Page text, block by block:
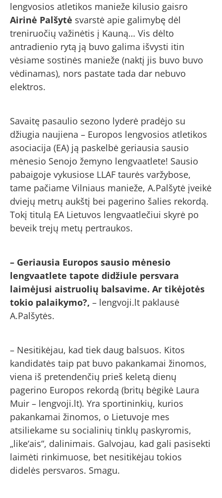
lengvosios atletikos manieže kilusio gaisro
Airinė Palšytė svarstė apie galimybę dėl
treniruočių važinėtis į Kauną… Vis dėlto
antradienio rytą ją buvo galima išvysti itin
vėsiame sostinės manieže (naktį jis buvo buvo
vėdinamas), nors pastate tada dar nebuvo
elektros.
Savaitę pasaulio sezono lyderė pradėjo su
džiugia naujiena – Europos lengvosios atletikos
asociacija (EA) ją paskelbė geriausia sausio
mėnesio Senojo žemyno lengvaatlete! Sausio
pabaigoje vykusiose LLAF taurės varžybose,
tame pačiame Vilniaus manieže, A.Palšytė įveikė
dviejų metrų aukštį bei pagerino šalies rekordą.
Tokį titulą EA Lietuvos lengvaatlečiui skyrė po
beveik trejų metų pertraukos.
– Geriausia Europos sausio mėnesio
lengvaatlete tapote didžiule persvara
laimėjusi aistruolių balsavime. Ar tikėjotės
tokio palaikymo?, – lengvoji.lt paklausė
A.Palšytės.
– Nesitikėjau, kad tiek daug balsuos. Kitos
kandidatės taip pat buvo pakankamai žinomos,
viena iš pretendenčių prieš keletą dienų
pagerino Europos rekordą (britų bėgikė Laura
Muir – lengvoji.lt). Yra sportininkių, kurios
pakankamai žinomos, o Lietuvoje mes
atsiliekame su socialinių tinklų paskyromis,
„like‘ais“, dalinimais. Galvojau, kad gali pasisekti
laimėti rinkimuose, bet nesitikėjau tokios
didelės persvaros. Smagu.